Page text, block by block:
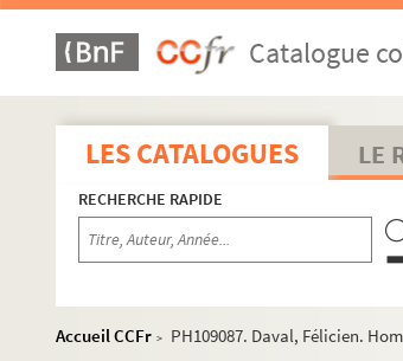
Catalogue
LES CATALOGUES LE
RECHERCHE RAPIDE
Accueil CCFr >
PH109087. Daval, Félicien.
PH109059. Boname, Alfred. Marie
PH109060. Boname, Alfred. "Mr Le
PH109061. Boname, Alfred. Marie
PH109062. Boname, Alfred. Femme âgée
PH109063. Boname, Alfred. Fillette
PH109064. Boname, Alfred. Deux
PH109065. Boname, Alfred. Trois
PH109066. Boname, Alfred. Les filles